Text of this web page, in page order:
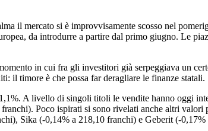
il mercato si è improvvisamente scosso nel
da introdurre a partire dal primo giugno. Le
in cui fra gli investitori già serpeggiava un
il timore è che possa far deragliare le finanze statali.
A livello di singoli titoli le vendite hanno oggi
Poco ispirati si sono rivelati anche altri
Sika (-0,14% a 218,10 franchi) e Geberit (-0,17%